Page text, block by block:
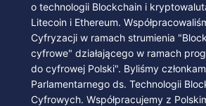
o technologii Blockchain i
Litecoin i Ethereum.
Cyfryzacji w ramach strumienia
cyfrowe" działającego w ramach
do cyfrowej Polski". Byliśmy
Parlamentarnego ds. Technologii
Cyfrowych. Współpracujemy z